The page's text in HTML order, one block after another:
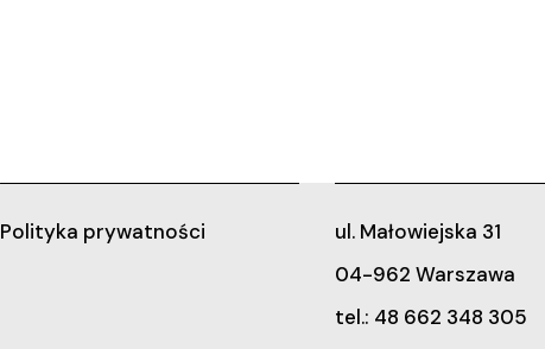
Polityka prywatności
ul. Małowiejska 31
04-962 Warszawa
tel.: 48 662 348 305